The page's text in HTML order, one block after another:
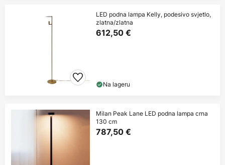
LED podna lampa Kelly, podesivo svjetlo,
zlatna/zlatna
612,50 €
Na lageru
Milan Peak Lane LED podna lampa crna
130 cm
787,50 €